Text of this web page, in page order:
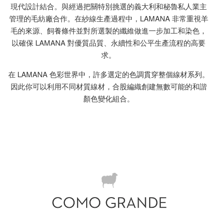
現代設計結合。與經過把關特別挑選的義大利和秘魯私人業主
管理的毛紡廠合作。在紗線生產過程中，LAMANA 非常重視羊
毛的來源、飼養條件並對所選製的纖維做進一步加工和染色，
以確保 LAMANA 對優質品質、永續性和公平生產流程的高要
求。
在 LAMANA 色彩世界中，許多選定的色調貫穿整個線材系列。
因此你可以利用不同材質線材，合股編織創建無數可能的和諧
顏色變化組合。